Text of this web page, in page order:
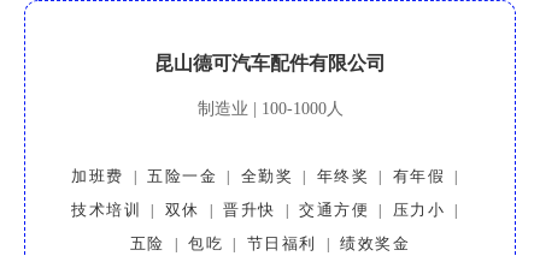
昆山德可汽车配件有限公司
制造业 | 100-1000人
加班费 | 五险一金 | 全勤奖 | 年终奖 | 有年假 |
技术培训 | 双休 | 晋升快 | 交通方便 | 压力小 |
五险 | 包吃 | 节日福利 | 绩效奖金